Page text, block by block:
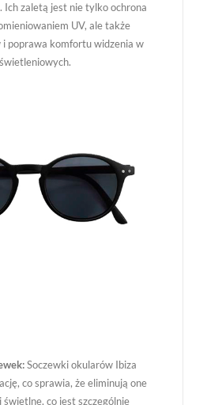
Ich zaletą jest nie tylko ochrona
UV, ale także
i poprawa komfortu widzenia w
Soczewki okularów Ibiza
co sprawia, że eliminują one
świetlne, co jest szczególnie